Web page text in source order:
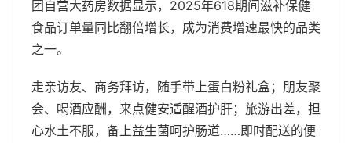
团自营大药房数据显示，2025年618期间滋补保健
食品订单量同比翻倍增长，成为消费增速最快的品类
之一。
走亲访友、商务拜访，随手带上蛋白粉礼盒；朋友聚
会、喝酒应酬，来点健安适醒酒护肝；旅游出差，担
心水土不服，备上益生菌呵护肠道……即时配送的便